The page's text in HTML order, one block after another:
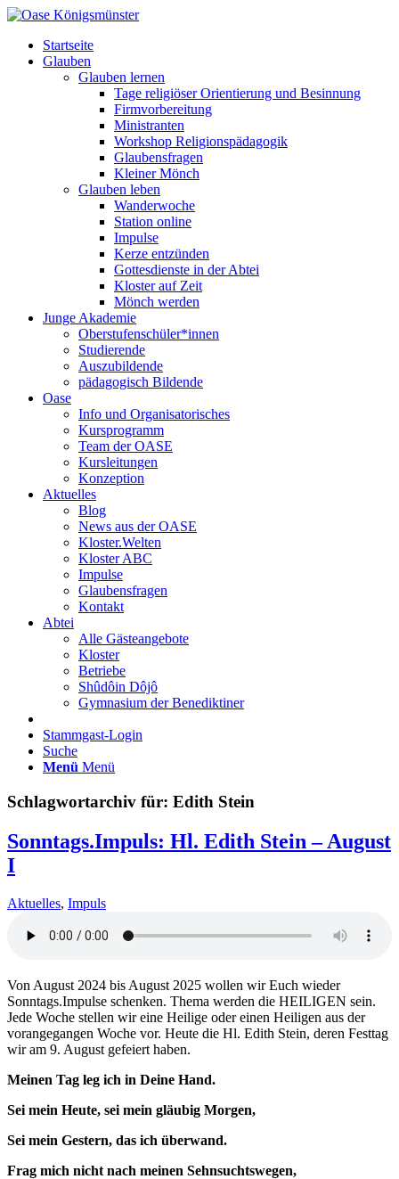
Startseite
Glauben
Glauben lernen
Tage religiöser Orientierung und Besinnung
Firmvorbereitung
Ministranten
Workshop Religionspädagogik
Glaubensfragen
Kleiner Mönch
Glauben leben
Wanderwoche
Station online
Impulse
Kerze entzünden
Gottesdienste in der Abtei
Kloster auf Zeit
Mönch werden
Junge Akademie
Oberstufenschüler*innen
Studierende
Auszubildende
pädagogisch Bildende
Oase
Info und Organisatorisches
Kursprogramm
Team der OASE
Kursleitungen
Konzeption
Aktuelles
Blog
News aus der OASE
Kloster.Welten
Kloster ABC
Impulse
Glaubensfragen
Kontakt
Abtei
Alle Gästeangebote
Kloster
Betriebe
Shûdôin Dôjô
Gymnasium der Benediktiner
Stammgast-Login
Suche
Menü Menü
Schlagwortarchiv für: Edith Stein
Sonntags.Impuls: Hl. Edith Stein – August
I
Aktuelles, Impuls
Von August 2024 bis August 2025 wollen wir Euch wieder
Sonntags.Impulse schenken. Thema werden die HEILIGEN sein.
Jede Woche stellen wir eine Heilige oder einen Heiligen aus der
vorangegangen Woche vor. Heute die Hl. Edith Stein, deren Festtag
wir am 9. August gefeiert haben.
Meinen Tag leg ich in Deine Hand.
Sei mein Heute, sei mein gläubig Morgen,
Sei mein Gestern, das ich überwand.
Frag mich nicht nach meinen Sehnsuchtswegen,